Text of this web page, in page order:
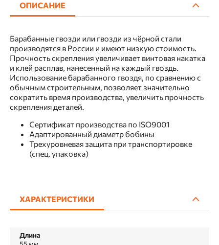
ОПИСАНИЕ
Барабанные гвозди или гвозди из чёрной стали
производятся в России и имеют низкую стоимость.
Прочность скрепления увеличивает винтовая накатка
и клей расплав, нанесенный на каждый гвоздь.
Использование барабанного гвоздя, по сравнению с
обычным строительным, позволяет значительно
сократить время производства, увеличить прочность
скрепления деталей.
Сертификат производства по ISO9001
Адаптированный диаметр бобины
Трехуровневая защита при транспортировке
(спец. упаковка)
ХАРАКТЕРИСТИКИ
Длина